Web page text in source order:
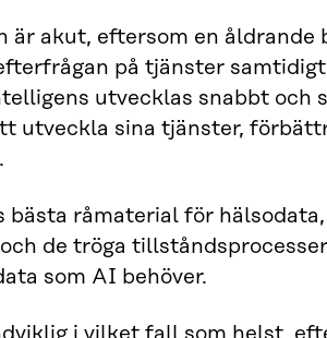
är akut, eftersom en åldrande
på tjänster
utvecklas snabbt och
utveckla sina tjänster,
bästa råmaterial för
de tröga
som AI behöver.